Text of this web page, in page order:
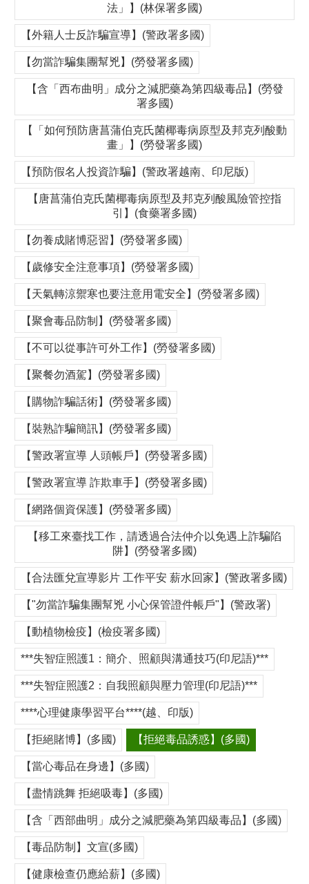
法」】(林保署多國)
【外籍人士反詐騙宣導】(警政署多國)
【勿當詐騙集團幫兇】(勞發署多國)
【含「西布曲明」成分之減肥藥為第四級毒品】(勞發
署多國)
【「如何預防唐菖蒲伯克氏菌椰毒病原型及邦克列酸動
畫」】(勞發署多國)
【預防假名人投資詐騙】(警政署越南、印尼版)
【唐菖蒲伯克氏菌椰毒病原型及邦克列酸風險管控指
引】(食藥署多國)
【勿養成賭博惡習】(勞發署多國)
【歲修安全注意事項】(勞發署多國)
【天氣轉涼禦寒也要注意用電安全】(勞發署多國)
【聚會毒品防制】(勞發署多國)
【不可以從事許可外工作】(勞發署多國)
【聚餐勿酒駕】(勞發署多國)
【購物詐騙話術】(勞發署多國)
【裝熟詐騙簡訊】(勞發署多國)
【警政署宣導 人頭帳戶】(勞發署多國)
【警政署宣導 詐欺車手】(勞發署多國)
【網路個資保護】(勞發署多國)
【移工來臺找工作，請透過合法仲介以免遇上詐騙陷
阱】(勞發署多國)
【合法匯兌宣導影片 工作平安 薪水回家】(警政署多國)
【"勿當詐騙集團幫兇 小心保管證件帳戶"】(警政署)
【動植物檢疫】(檢疫署多國)
***失智症照護1：簡介、照顧與溝通技巧(印尼語)***
***失智症照護2：自我照顧與壓力管理(印尼語)***
****心理健康學習平台****(越、印版)
【拒絕賭博】(多國) 【拒絕毒品誘惑】(多國)
【當心毒品在身邊】(多國)
【盡情跳舞 拒絕吸毒】(多國)
【含「西部曲明」成分之減肥藥為第四級毒品】(多國)
【毒品防制】文宣(多國)
【健康檢查仍應給薪】(多國)